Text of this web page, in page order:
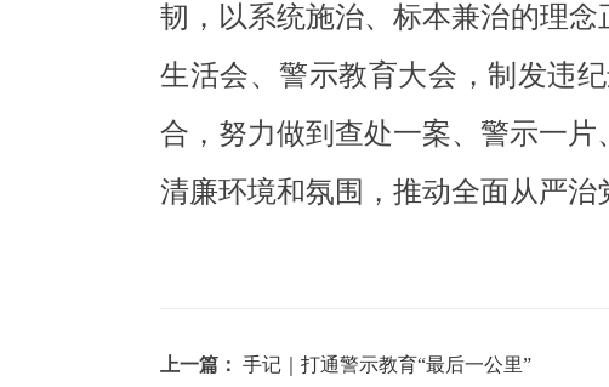
韧，以系统施治、标本兼治的理
生活会、警示教育大会，制发违
合，努力做到查处一案、警示一
清廉环境和氛围，推动全面从严治
上一篇： 手记｜打通警示教育“最后一公里”